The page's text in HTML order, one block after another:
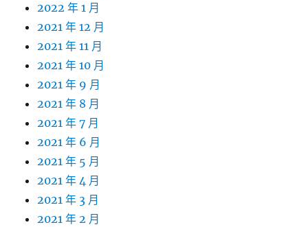
2022 年 1 月
2021 年 12 月
2021 年 11 月
2021 年 10 月
2021 年 9 月
2021 年 8 月
2021 年 7 月
2021 年 6 月
2021 年 5 月
2021 年 4 月
2021 年 3 月
2021 年 2 月